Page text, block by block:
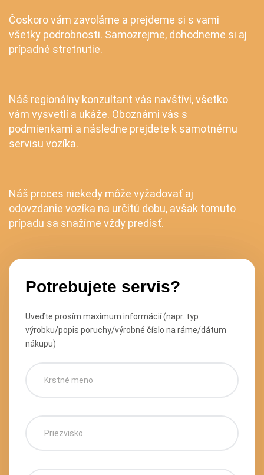
Čoskoro vám zavoláme a prejdeme si s vami
všetky podrobnosti. Samozrejme, dohodneme si aj
prípadné stretnutie.
Náš regionálny konzultant vás navštívi, všetko
vám vysvetlí a ukáže. Oboznámi vás s
podmienkami a následne prejdete k samotnému
servisu vozíka.
Náš proces niekedy môže vyžadovať aj
odovzdanie vozíka na určitú dobu, avšak tomuto
prípadu sa snažíme vždy predísť.
Potrebujete servis?
Uveďte prosím maximum informácií (napr. typ
výrobku/popis poruchy/výrobné číslo na ráme/dátum
nákupu)